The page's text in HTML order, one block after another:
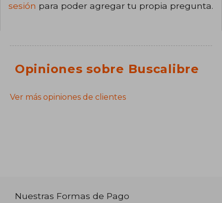
sesión para poder agregar tu propia pregunta.
Opiniones sobre Buscalibre
Ver más opiniones de clientes
Nuestras Formas de Pago